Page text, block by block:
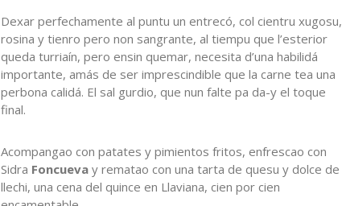
Dexar perfechamente al puntu un entrecó, col cientru xugosu,
rosina y tienro pero non sangrante, al tiempu que l’esterior
queda turriaín, pero ensin quemar, necesita d’una habilidá
importante, amás de ser imprescindible que la carne tea una
perbona calidá. El sal gurdio, que nun falte pa da-y el toque
final.
Acompangao con patates y pimientos fritos, enfrescao con
Sidra Foncuevay rematao con una tarta de quesu y dolce de
llechi, una cena del quince en Llaviana, cien por cien